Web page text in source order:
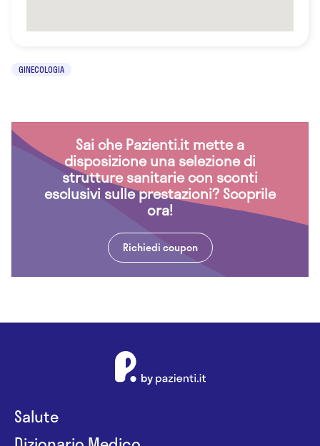
GINECOLOGIA
Sai che Pazienti.it mette a
disposizione una selezione di
strutture sanitarie con sconti
esclusivi sulle prestazioni? Scoprile
ora!
Richiedi coupon
Salute